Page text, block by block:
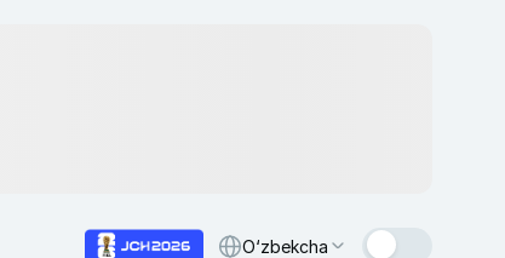
O‘zbekcha